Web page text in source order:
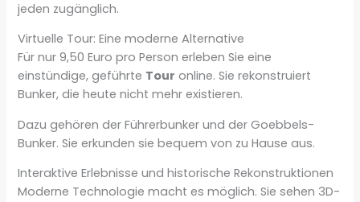
jeden zugänglich.
Virtuelle Tour: Eine moderne Alternative
Für nur 9,50 Euro pro Person erleben Sie eine
einstündige, geführte Tour online. Sie rekonstruiert
Bunker, die heute nicht mehr existieren.
Dazu gehören der Führerbunker und der Goebbels-
Bunker. Sie erkunden sie bequem von zu Hause aus.
Interaktive Erlebnisse und historische Rekonstruktionen
Moderne Technologie macht es möglich. Sie sehen 3D-